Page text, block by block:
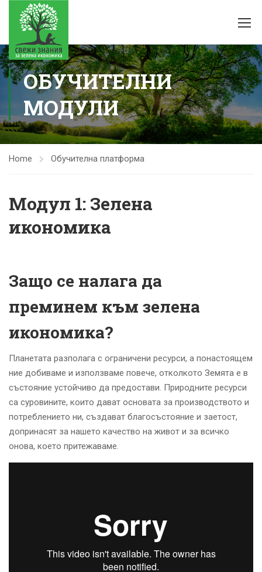
ОБУЧИТЕЛНИ
МОДУЛИ
Home Обучителна платформа
Модул 1: Зелена
икономика
Защо се налага да
преминем към зелена
икономика?
Планетата разполага с ограничени ресурси, а понастоящем
ние добиваме и използваме повече, отколкото Земята е в
състояние устойчиво да предостави. Природните ресурси
са суровините, които дават основата за производството и
потреблението ни, създават благосъстояние и заетост,
допринасят за нашето качество на живот и за всичко
онова, което притежаваме.